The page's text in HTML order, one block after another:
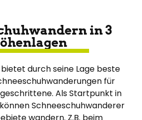
in 3
durch seine Lage beste
für
Als Startpunkt in
Schneeschuhwanderer